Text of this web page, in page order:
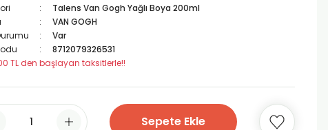
Talens Van Gogh Yağlı Boya 200ml
VAN GOGH
Var
8712079326531
TL den başlayan taksitlerle!!
Sepete Ekle